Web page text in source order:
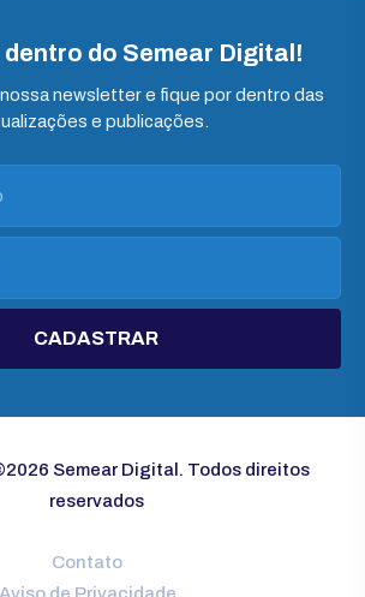
dentro do Semear Digital!
newsletter e fique por dentro das
e publicações.
CADASTRAR
Semear Digital. Todos direitos
reservados
Contato